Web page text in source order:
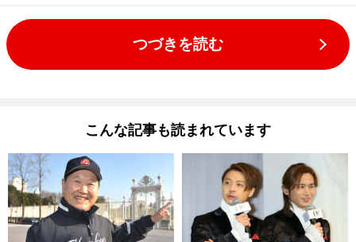
つづきを読む
こんな記事も読まれています